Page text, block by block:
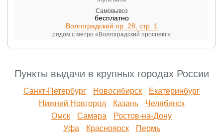
Самовывоз
бесплатно
Волгоградский пр. 28, стр. 1
рядом с метро «Волгоградский проспект»
Пункты выдачи в крупных городах России
Санкт-Петербург Новосибирск
Екатеринбург
Нижний Новгород
Казань
Челябинск
Омск
Самара
Ростов-на-Дону
Уфа
Красноярск
Пермь